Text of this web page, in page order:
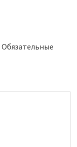
Обязательные